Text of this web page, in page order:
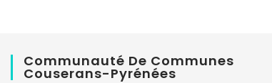
Communauté De Communes
Couserans-Pyrénées